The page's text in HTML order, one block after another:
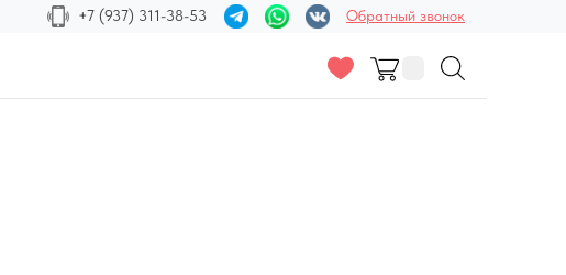
Обратный звонок
+7 (937) 311-38-53